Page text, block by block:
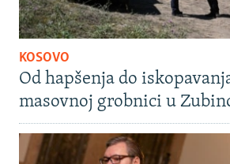
KOSOVO
Od hapšenja do
masovnoj grobnici u